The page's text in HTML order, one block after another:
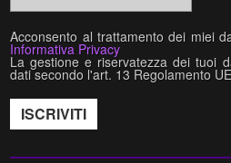
Acconsento al trattamento dei miei
Informativa Privacy
La gestione e riservatezza dei tuoi
dati secondo l'art. 13 Regolamento